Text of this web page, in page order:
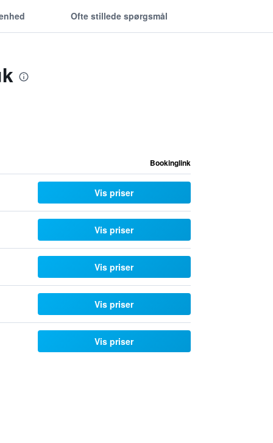
Ofte stillede spørgsmål
Bookinglink
Vis priser
Vis priser
Vis priser
Vis priser
Vis priser